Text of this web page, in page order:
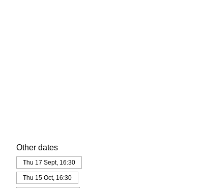
Other dates
Thu 17 Sept, 16:30
Thu 15 Oct, 16:30